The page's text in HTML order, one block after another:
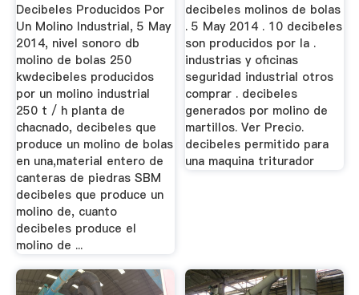
Decibeles Producidos Por
Un Molino Industrial, 5 May
2014, nivel sonoro db
molino de bolas 250
kwdecibeles producidos
por un molino industrial
250 t / h planta de
chacnado, decibeles que
produce un molino de bolas
en una,material entero de
canteras de piedras SBM
decibeles que produce un
molino de, cuanto
decibeles produce el
molino de ...
decibeles molinos de bolas
. 5 May 2014 . 10 decibeles
son producidos por la .
industrias y oficinas
seguridad industrial otros
comprar . decibeles
generados por molino de
martillos. Ver Precio.
decibeles permitido para
una maquina triturador